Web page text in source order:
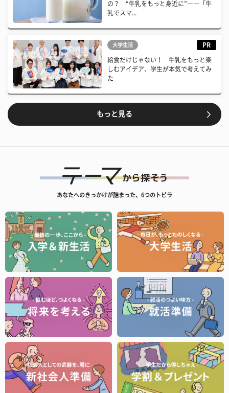
の？ “牛乳をもっと身近に”――「牛
乳でスマ...
大学生活 PR
給食だけじゃない！ 牛乳をもっと楽
しむアイデア、学生が本気で考えてみ
た
もっと見る
あなたへのきっかけが詰まった、6つのトビラ